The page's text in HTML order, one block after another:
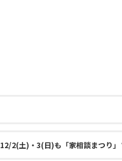
12/2(土)・3(日)も「家相談まつり